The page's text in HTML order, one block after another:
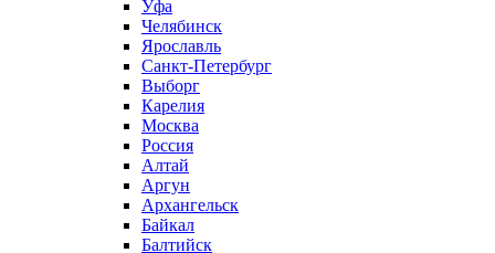
Уфа
Челябинск
Ярославль
Санкт-Петербург
Выборг
Карелия
Москва
Россия
Алтай
Аргун
Архангельск
Байкал
Балтийск